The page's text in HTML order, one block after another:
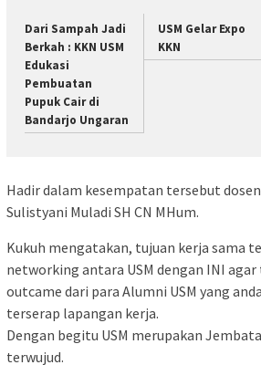
Dari Sampah Jadi
Berkah : KKN USM
Edukasi
Pembuatan
Pupuk Cair di
Bandarjo Ungaran
USM Gelar Expo
KKN
Hadir dalam kesempatan tersebut dosen
Sulistyani Muladi SH CN MHum.
Kukuh mengatakan, tujuan kerja sama
networking antara USM dengan INI
outcame dari para Alumni USM yang
terserap lapangan kerja.
Dengan begitu USM merupakan
terwujud.